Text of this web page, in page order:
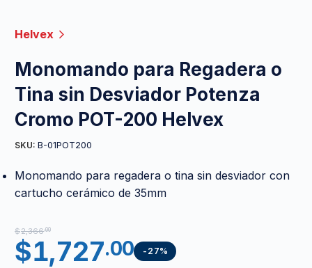
Helvex
Monomando para Regadera o
Tina sin Desviador Potenza
Cromo POT-200 Helvex
SKU: B-01POT200
Monomando para regadera o tina sin desviador con
cartucho cerámico de 35mm
$2,366.00
$1,727.00 -27%